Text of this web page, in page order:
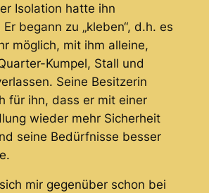
Isolation hatte ihn
begann zu „kleben“, d.h. es
möglich, mit ihm alleine,
Kumpel, Stall und
Seine Besitzerin
für ihn, dass er mit einer
wieder mehr Sicherheit
seine Bedürfnisse besser
mir gegenüber schon bei